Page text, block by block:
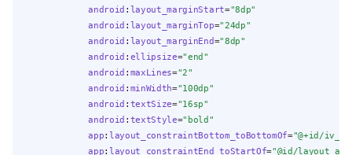
android : layout_marginStart="8dp"
android : layout_marginTop="24dp"
android : layout_marginEnd="8dp"
android : ellipsize="end"
android : maxLines="2"
android : minWidth="100dp"
android : textSize="16sp"
android : textStyle="bold"
app: layout_constraintBottom_toBottomOf="@+id/
app: layout_constraintEnd_toStartOf="@id/